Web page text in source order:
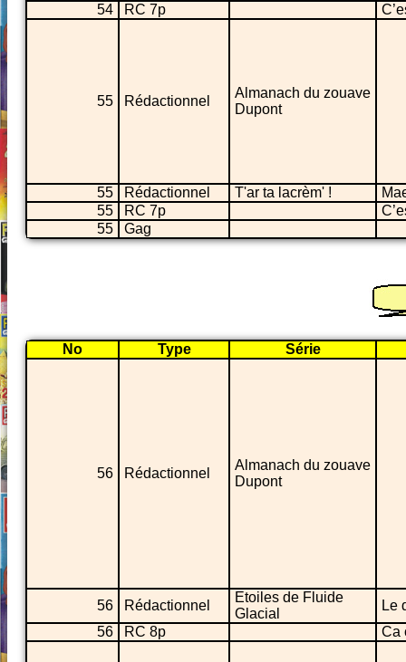
54 RC 7p
55 Rédactionnel
Almanach du zouave
Dupont
55 Rédactionnel T'ar ta lacrèm' !
55
RC 7p
55
Gag
No Type Série
56 Rédactionnel
Almanach du zouave
Dupont
56 Rédactionnel
Etoiles de Fluide
Glacial
Le
56
RC 8p Ca